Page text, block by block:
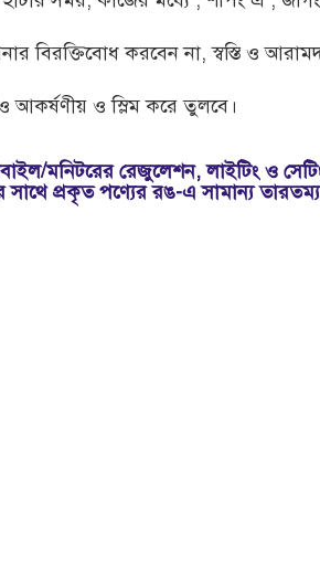
বিরক্তিবোধ করবেন না, স্বস্তি ও
ও স্লিম করে তুলবে।
মনিটরের রেজুলেশন, লাইটিং ও
প্রকৃত পণ্যের রঙ-এ সামান্য